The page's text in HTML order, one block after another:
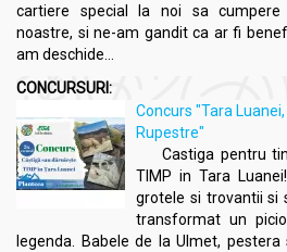
cartiere special la noi sa cumpere
noastre, si ne-am gandit ca ar fi
am deschide...
CONCURSURI:
Concurs "Tara
Rupestre"
Castiga pentru
TIMP in Tara
grotele si trovantii si
transformat un
legenda. Babele de la Ulmet,